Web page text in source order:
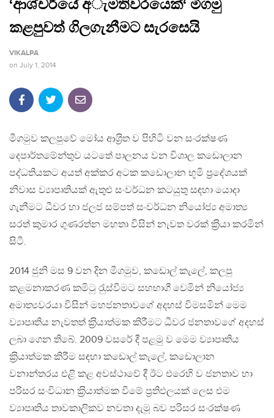
‘ආශ්චර්යේ අැමතිවරයෙක්‘ මීගමු
කළපුවත් ගිලගැනීමට සැරසෙයි
VIKALPA
on July 1, 2014
මීගමුව කලපුවේ මෝය ආශ‍්‍රිත ව පිහිටි වන සංරක්ෂණ
දෙපාර්තමේන්තුව යටතේ පාලනය වන විශාල කඩොලාන
පද්ධතියකට අයත් අක්කර අටක කඩොලාන භූමි ප‍්‍රදේශයක්
නිවාස ව්‍යාපෘතියක් ඇතුළු සංවර්ධන කටයුතු සඳහා යොදා
ගැනීමට ධීවර හා ජලජ සම්පත් සංවර්ධන නියෝජ්‍ය අමාත්‍ය
සරත් කුමාර ගුණරත්න මහතා විසින් නැවත වරක් ක‍්‍රියා කරමින්
සිටී.
2014 ජුනි මස 9 වන දින මීගමුව, කඩොල් කැලේ, කලපු
කළමනාකරණ කමිටු රැුස්වීමට සහභාගී වෙමින් නියෝජ්‍ය
අමාත්‍යවරයා විසින් මහජනතාවගේ අදහස් විමසමින් මෙම
ව්‍යාපෘතිය නැවතත් ක‍්‍රියාත්මක කිරීමට ධීවර ජනතාවගේ අදහස්
ලබා ගෙන තිබේ. 2009 වසරේ දී පළමු ව මෙම ව්‍යාපෘතිය
ක‍්‍රියාත්මක කිරීම සඳහා කඩොල් කැලේ, කඩොලාන
වනාන්තරය එළි කළ අවස්ථාවේ දී ඊට එරෙහි ව ජනතාව හා
පරිසර සංවිධාන ක‍්‍රියාත්මක වීමේ ප‍්‍රතිඵලයක් ලෙස එම
ව්‍යාපෘතිය තාවකාලිකව නවතා දැමූ බව පරිසර සංරක්ෂණ